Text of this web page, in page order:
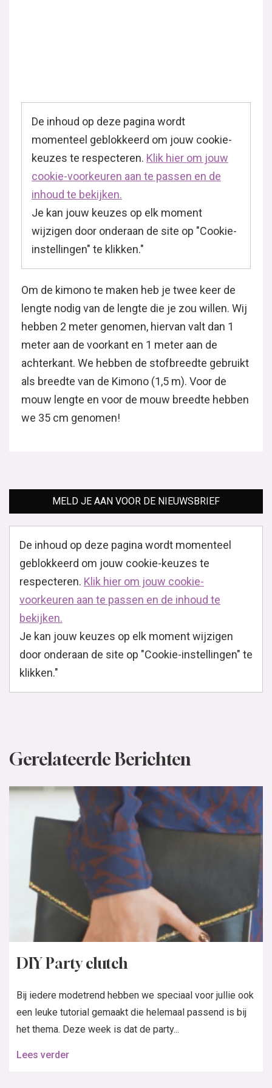
De inhoud op deze pagina wordt
momenteel geblokkeerd om jouw cookie-
keuzes te respecteren. Klik hier om jouw
cookie-voorkeuren aan te passen en de
inhoud te bekijken.
Je kan jouw keuzes op elk moment
wijzigen door onderaan de site op "Cookie-
instellingen" te klikken."
Om de kimono te maken heb je twee keer de
lengte nodig van de lengte die je zou willen. Wij
hebben 2 meter genomen, hiervan valt dan 1
meter aan de voorkant en 1 meter aan de
achterkant. We hebben de stofbreedte gebruikt
als breedte van de Kimono (1,5 m). Voor de
mouw lengte en voor de mouw breedte hebben
we 35 cm genomen!
MELD JE AAN VOOR DE NIEUWSBRIEF
De inhoud op deze pagina wordt momenteel
geblokkeerd om jouw cookie-keuzes te
respecteren. Klik hier om jouw cookie-
voorkeuren aan te passen en de inhoud te
bekijken.
Je kan jouw keuzes op elk moment wijzigen
door onderaan de site op "Cookie-instellingen" te
klikken."
Gerelateerde Berichten
DIY Party clutch
Bij iedere modetrend hebben we speciaal voor jullie ook
een leuke tutorial gemaakt die helemaal passend is bij
het thema. Deze week is dat de party...
Lees verder